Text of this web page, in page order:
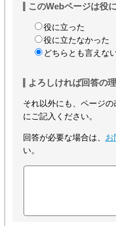
このWebページは役
役に立った
役に立たなかった
どちらとも言えな
よろしければ回答の
それ以外にも、ページ
にご記入ください。
回答が必要な場合は、 お
い。